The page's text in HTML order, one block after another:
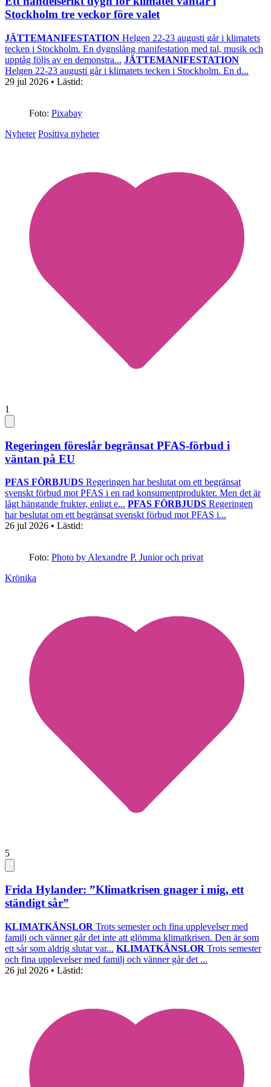
Stockholm tre veckor före valet
JÄTTEMANIFESTATION Helgen 22-23 augusti går i klimatets
tecken i Stockholm. En dygnslång manifestation med tal, musik och
upptåg följs av en demonstra... JÄTTEMANIFESTATION
Helgen 22-23 augusti går i klimatets tecken i Stockholm. En d...
29 jul 2026 • Lästid:
Foto: Pixabay
Nyheter Positiva nyheter
1
Regeringen föreslår begränsat PFAS-förbud i
väntan på EU
PFAS FÖRBJUDS Regeringen har beslutat om ett begränsat
svenskt förbud mot PFAS i en rad konsumentprodukter. Men det är
lågt hängande frukter, enligt e... PFAS FÖRBJUDS Regeringen
har beslutat om ett begränsat svenskt förbud mot PFAS i...
26 jul 2026 • Lästid:
Foto: Photo by Alexandre P. Junior och privat
Krönika
5
Frida Hylander: ”Klimatkrisen gnager i mig, ett
ständigt sår”
KLIMATKÄNSLOR Trots semester och fina upplevelser med
familj och vänner går det inte att glömma klimatkrisen. Den är som
ett sår som aldrig slutar var... KLIMATKÄNSLOR Trots semester
och fina upplevelser med familj och vänner går det ...
26 jul 2026 • Lästid: